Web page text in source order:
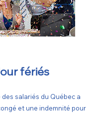
fériés
des salariés du Québec a
et une indemnité pour